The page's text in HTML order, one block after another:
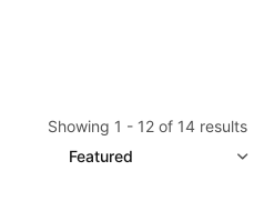
Showing 1 - 12 of 14 results